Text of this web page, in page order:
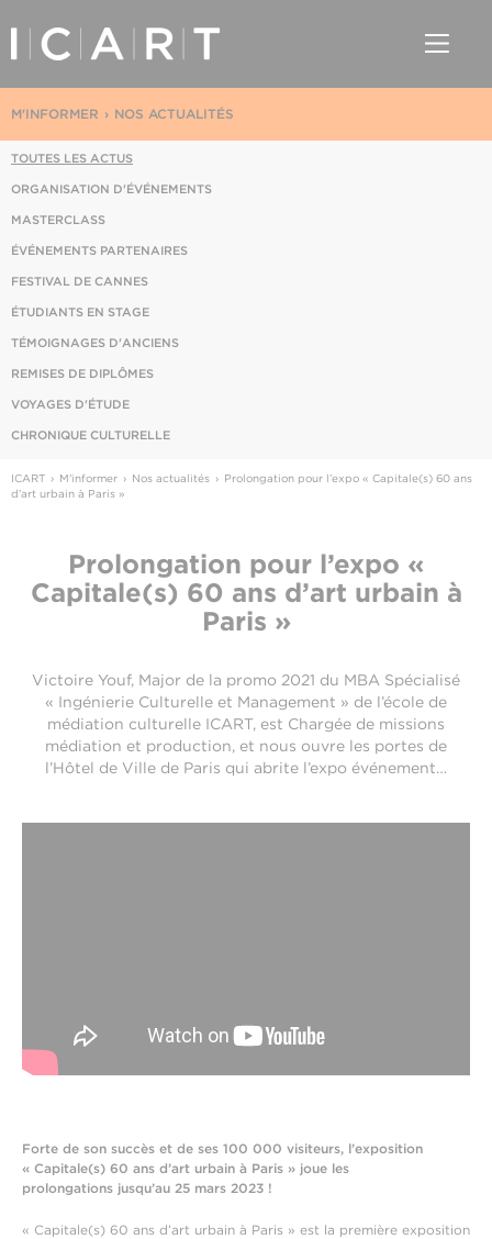
NOS ACTUALITÉS
M'INFORMER
TOUTES LES ACTUS
ORGANISATION D'ÉVÉNEMENTS
MASTERCLASS
ÉVÉNEMENTS PARTENAIRES
FESTIVAL DE CANNES
ÉTUDIANTS EN STAGE
TÉMOIGNAGES D'ANCIENS
REMISES DE DIPLÔMES
VOYAGES D'ÉTUDE
CHRONIQUE CULTURELLE
ICART M'informer Nos actualités
Prolongation pour l’expo « Capitale(s) 60 ans
d’art urbain à Paris »
Prolongation pour l’expo «
Capitale(s) 60 ans d’art urbain à
Paris »
Victoire Youf, Major de la promo 2021 du MBA Spécialisé
« Ingénierie Culturelle et Management » de l’école de
médiation culturelle ICART, est Chargée de missions
médiation et production, et nous ouvre les portes de
l’Hôtel de Ville de Paris qui abrite l’expo événement…
Forte de son succès et de ses 100 000 visiteurs, l’exposition
« Capitale(s) 60 ans d’art urbain à Paris » joue les
prolongations jusqu’au 25 mars 2023 !
« Capitale(s) 60 ans d’art urbain à Paris » est la première exposition